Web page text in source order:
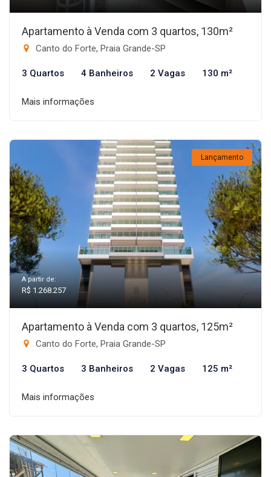
Apartamento à Venda com 3 quartos, 130m²
Canto do Forte, Praia Grande-SP
3 Quartos 4 Banheiros 2 Vagas 130 m²
Mais informações
Lançamento
A partir de:
R$ 1.268.257
Apartamento à Venda com 3 quartos, 125m²
Canto do Forte, Praia Grande-SP
3 Quartos 3 Banheiros 2 Vagas 125 m²
Mais informações